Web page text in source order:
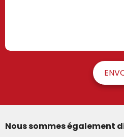
Nous sommes également